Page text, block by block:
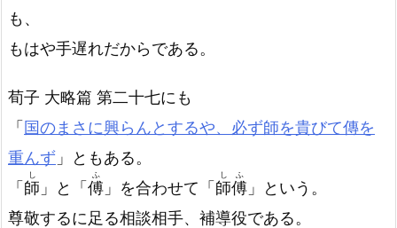
も、
もはや手遅れだからである。
荀子 大略篇 第二十七にも
「 国のまさに興らんとするや、必ず師を貴びて傳を
重んず 」ともある。
「 師
し
」と「 傅
ふ
」を合わせて「 師傅
しふ
」という。
尊敬するに足る相談相手、補導役である。